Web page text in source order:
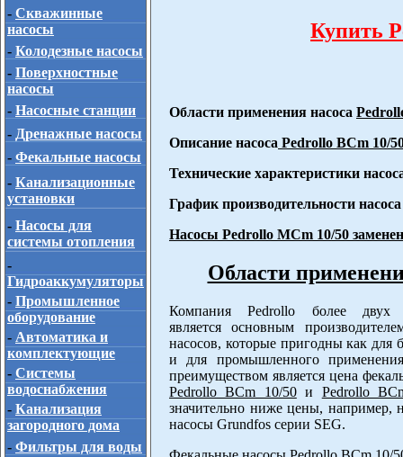
- Скважинные
насосы
- Колодезные насосы
- Поверхностные
насосы
- Насосные станции
- Дренажные насосы
- Фекальные насосы
- Канализационные
установки
- Насосы для
системы отопления
-
Гидроаккумуляторы
- Промышленное
оборудование
- Автоматика и
комплектующие
- Системы
водоснабжения
- Канализация
загородного дома
- Фильтры для воды
Купить
Области применения насоса
Описание насоса Pedrollo BCm 10/
Технические характеристики
График производительности
Насосы Pedrollo MCm 10/50
Области
Компания Pedrollo более двух
является основным
насосов, которые пригодны как для
и для промышленного
преимуществом является цена
Pedrollo BCm 10/50и Pedrollo
значительно ниже цены, например,
насосы Grundfos серии SEG.